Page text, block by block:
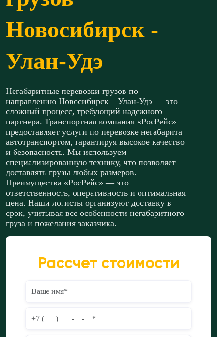
Новосибирск -
Улан-Удэ
Негабаритные перевозки грузов по
направлению Новосибирск – Улан-Удэ — это
сложный процесс, требующий надежного
партнера. Транспортная компания «РосРейс»
предоставляет услуги по перевозке негабарита
автотранспортом, гарантируя высокое качество
и безопасность. Мы используем
специализированную технику, что позволяет
доставлять грузы любых размеров.
Преимущества «РосРейс» — это
ответственность, оперативность и оптимальная
цена. Наши логисты организуют доставку в
срок, учитывая все особенности негабаритного
груза и пожелания заказчика.
Рассчет стоимости